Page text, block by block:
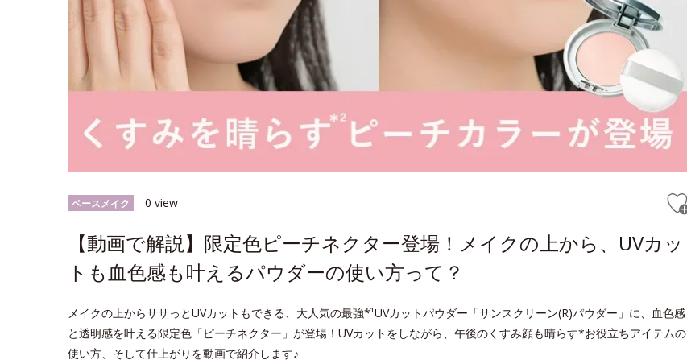
ベースメイク 0 view
【動画で解説】限定色ピーチネクター登場！メイクの上から、UVカッ
トも血色感も叶えるパウダーの使い方って？
メイクの上からササっとUVカットもできる、大人気の最強*¹UVカットパウダー「サンスクリーン(R)パウダー」に、血色感
と透明感を叶える限定色「ピーチネクター」が登場！UVカットをしながら、午後のくすみ顔も晴らす*お役立ちアイテムの
使い方、そして仕上がりを動画で紹介します♪